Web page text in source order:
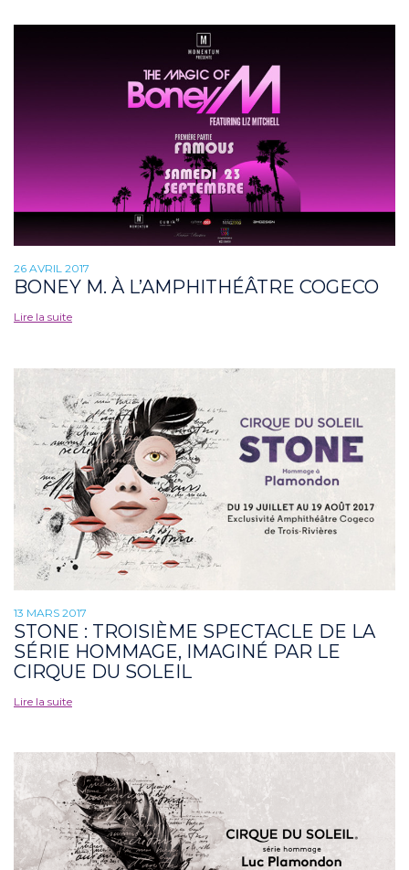
26 AVRIL 2017
BONEY M. À L’AMPHITHÉÂTRE COGECO
Lire la suite
13 MARS 2017
STONE : TROISIÈME SPECTACLE DE LA
SÉRIE HOMMAGE, IMAGINÉ PAR LE
CIRQUE DU SOLEIL
Lire la suite